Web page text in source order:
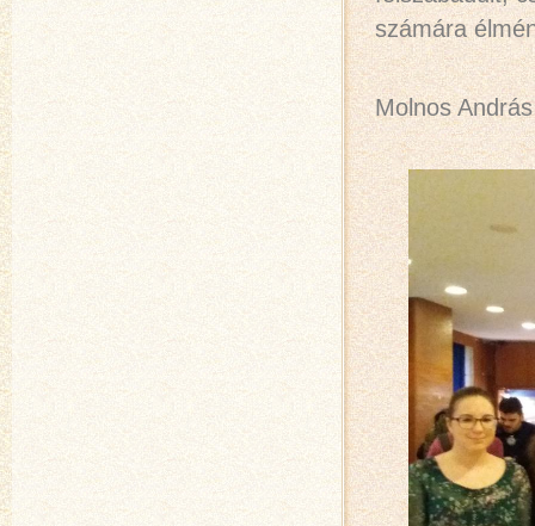
számára
Molnos